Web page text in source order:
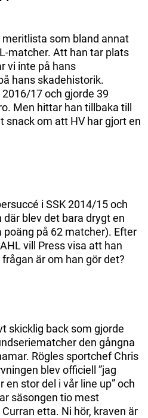
meritlista som bland annat
matcher. Att han tar plats
vi inte på hans
hans skadehistorik.
17 och gjorde 39
Men hittar han tillbaka till
snack om att HV har gjort en
i SSK 2014/15 och
blev det bara drygt en
på 62 matcher). Efter
vill Press visa att han
är om han gör det?
skicklig back som gjorde
den gångna
Rögles sportchef Chris
blev officiell ”jag
stor del i vår line up” och
säsongen tio mest
etta. Ni hör, kraven är